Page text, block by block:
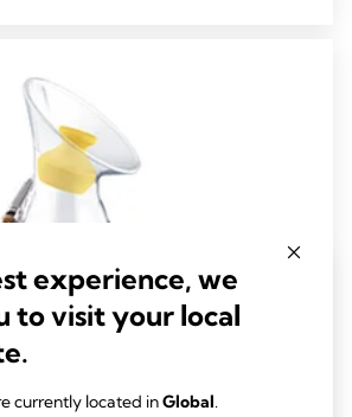
experience, we
to visit your local
currently located inGlobal.